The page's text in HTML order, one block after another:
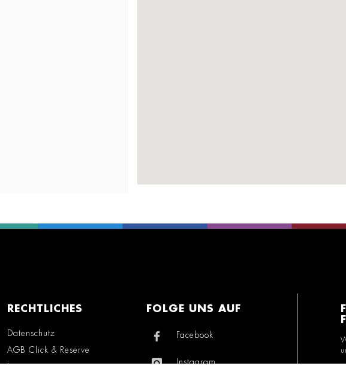
RECHTLICHES
Datenschutz
AGB Click & Reserve
Impressum
FOLGE UNS AUF
Facebook
Instagram